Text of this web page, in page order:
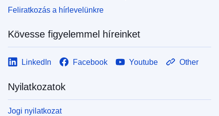
Feliratkozás a hírlevelünkre
Kövesse figyelemmel híreinket
LinkedIn Facebook Youtube Other
Nyilatkozatok
Jogi nyilatkozat